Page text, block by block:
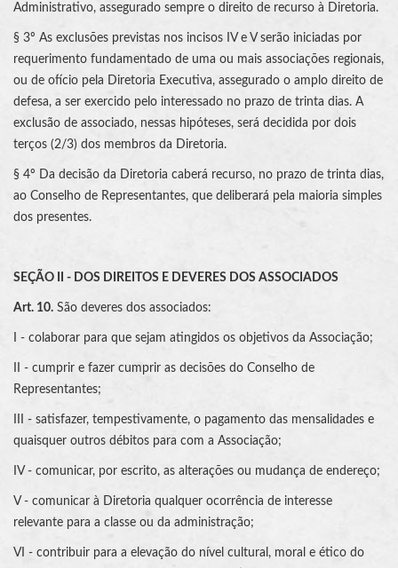
Administrativo, assegurado sempre o direito de recurso à Diretoria.
§ 3º As exclusões previstas nos incisos IV e V serão iniciadas por
requerimento fundamentado de uma ou mais associações regionais,
ou de ofício pela Diretoria Executiva, assegurado o amplo direito de
defesa, a ser exercido pelo interessado no prazo de trinta dias. A
exclusão de associado, nessas hipóteses, será decidida por dois
terços (2/3) dos membros da Diretoria.
§ 4º Da decisão da Diretoria caberá recurso, no prazo de trinta dias,
ao Conselho de Representantes, que deliberará pela maioria simples
dos presentes.
SEÇÃO II - DOS DIREITOS E DEVERES DOS ASSOCIADOS
Art. 10. São deveres dos associados:
I - colaborar para que sejam atingidos os objetivos da Associação;
II - cumprir e fazer cumprir as decisões do Conselho de
Representantes;
III - satisfazer, tempestivamente, o pagamento das mensalidades e
quaisquer outros débitos para com a Associação;
IV - comunicar, por escrito, as alterações ou mudança de endereço;
V - comunicar à Diretoria qualquer ocorrência de interesse
relevante para a classe ou da administração;
VI - contribuir para a elevação do nível cultural, moral e ético do